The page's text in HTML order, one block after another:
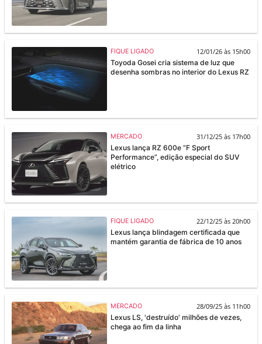
FIQUE LIGADO
12/01/26 às 15h00
Toyoda Gosei cria sistema de luz que
desenha sombras no interior do Lexus RZ
MERCADO
31/12/25 às 17h00
Lexus lança RZ 600e “F Sport
Performance”, edição especial do SUV
elétrico
FIQUE LIGADO
22/12/25 às 20h00
Lexus lança blindagem certificada que
mantém garantia de fábrica de 10 anos
MERCADO
28/09/25 às 11h00
Lexus LS, 'destruído' milhões de vezes,
chega ao fim da linha